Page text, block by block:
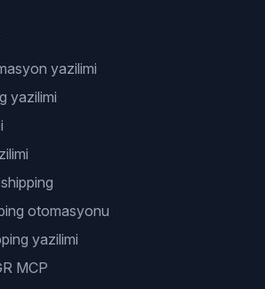
yazilimi
yazilimi
otomasyonu
yazilimi
MCP